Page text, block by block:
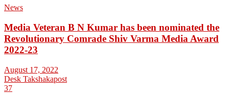
News
Media Veteran B N Kumar has been nominated the
Revolutionary Comrade Shiv Varma Media Award
2022-23
August 17, 2022
Desk Takshakapost
37